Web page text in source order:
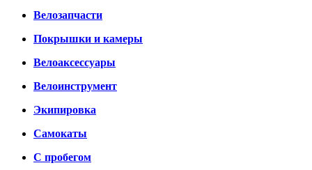
Велозапчасти
Покрышки и камеры
Велоаксессуары
Велоинструмент
Экипировка
Самокаты
С пробегом